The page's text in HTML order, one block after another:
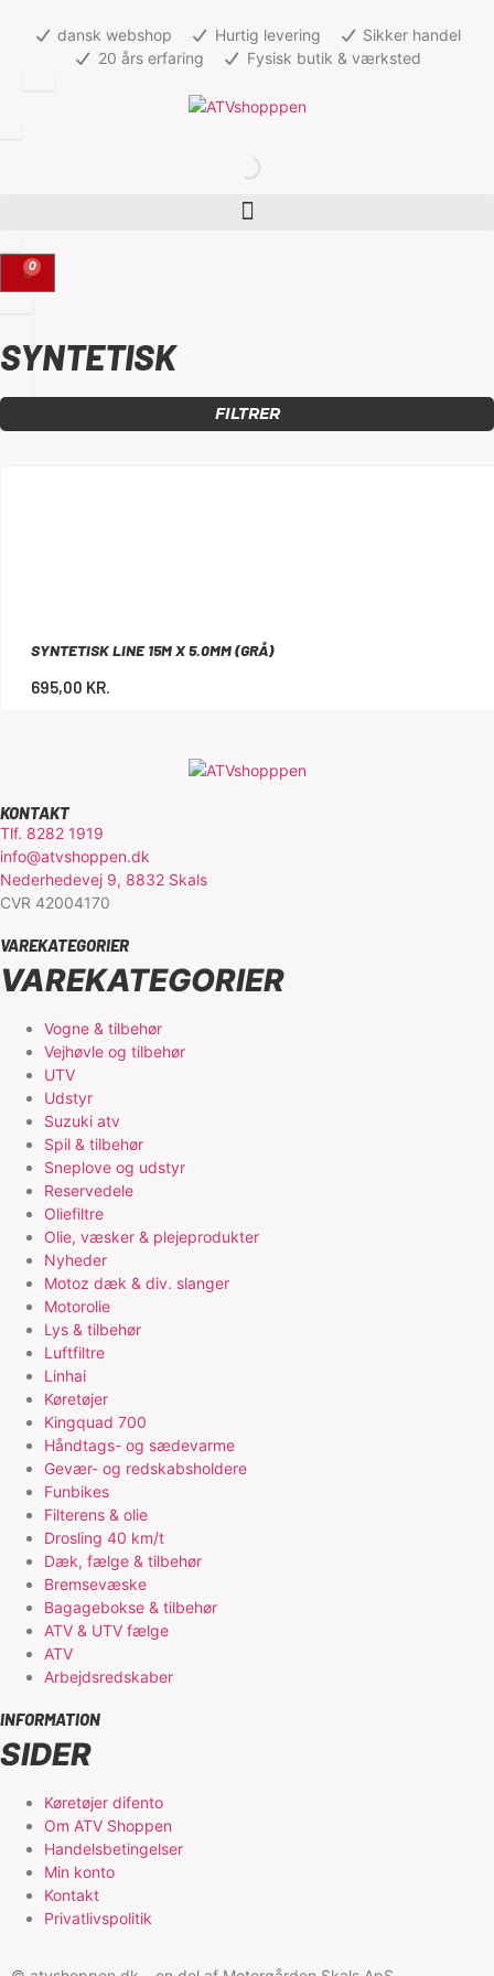
dansk webshop Hurtig levering
Sikker handel
20 års erfaring
Fysisk butik & værksted
0
SYNTETISK
FILTRER
SYNTETISK LINE 15M X 5.0MM (GRÅ)
695,00 KR.
KONTAKT
Tlf. 8282 1919
info@atvshoppen.dk
Nederhedevej 9, 8832 Skals
CVR 42004170
VAREKATEGORIER
VAREKATEGORIER
Vogne & tilbehør
Vejhøvle og tilbehør
UTV
Udstyr
Suzuki atv
Spil & tilbehør
Sneplove og udstyr
Reservedele
Oliefiltre
Olie, væsker & plejeprodukter
Nyheder
Motoz dæk & div. slanger
Motorolie
Lys & tilbehør
Luftfiltre
Linhai
Køretøjer
Kingquad 700
Håndtags- og sædevarme
Gevær- og redskabsholdere
Funbikes
Filterens & olie
Drosling 40 km/t
Dæk, fælge & tilbehør
Bremsevæske
Bagagebokse & tilbehør
ATV & UTV fælge
ATV
Arbejdsredskaber
INFORMATION
SIDER
Køretøjer difento
Om ATV Shoppen
Handelsbetingelser
Min konto
Kontakt
Privatlivspolitik